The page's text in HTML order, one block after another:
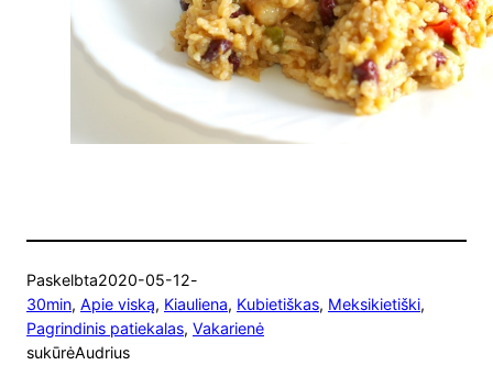
Paskelbta2020-05-12-
30min, Apie viską, Kiauliena, Kubietiškas, Meksikietiški
Pagrindinis patiekalas, Vakarienė
sukūrėAudrius